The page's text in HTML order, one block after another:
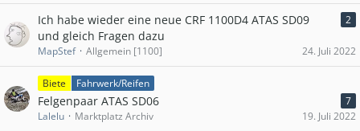
Ich habe wieder eine neue CRF 1100D4 ATAS SD09
und gleich Fragen dazu
2
MapStef Allgemein [1100] 24. Juli 2022
Biete Fahrwerk/Reifen
Felgenpaar ATAS SD06
7
Lalelu
Marktplatz Archiv 19. Juli 2022